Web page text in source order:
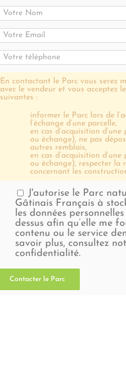
En contactant le Parc vous serez
avec le vendeur et vous acceptez
suivantes :
informer le Parc lors de
l’échange d’une parcelle,
en cas d’acquisition
ou échange), ne pas
autres remblais,
en cas d’acquisition
ou échange), respecter la
concernant les
J'autorise le Parc
Gâtinais Français à
les données
dessus afin qu’elle me
contenu ou le service
savoir plus, consultez
confidentialité.